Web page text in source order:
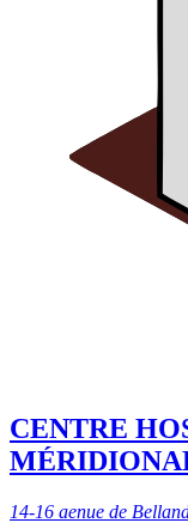
CENTRE
14-16 aenue de